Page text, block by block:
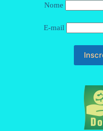
Nome
E-mail